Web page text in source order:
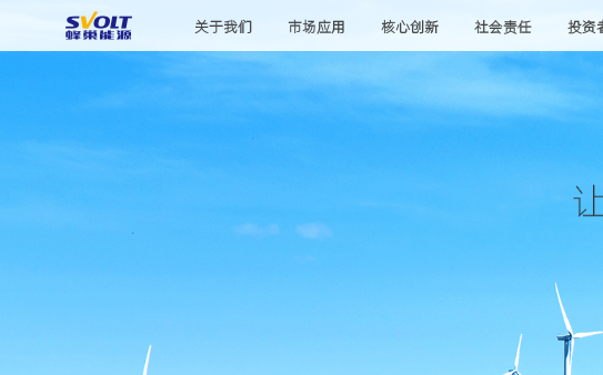
关于我们 市场应用 核心创新 社会责任 投资